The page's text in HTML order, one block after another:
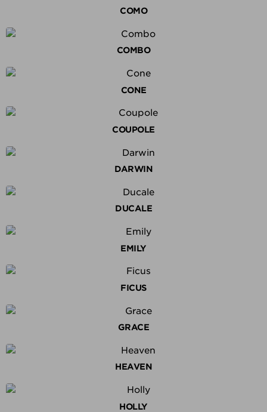
COMO
COMBO
CONE
COUPOLE
DARWIN
DUCALE
EMILY
FICUS
GRACE
HEAVEN
HOLLY